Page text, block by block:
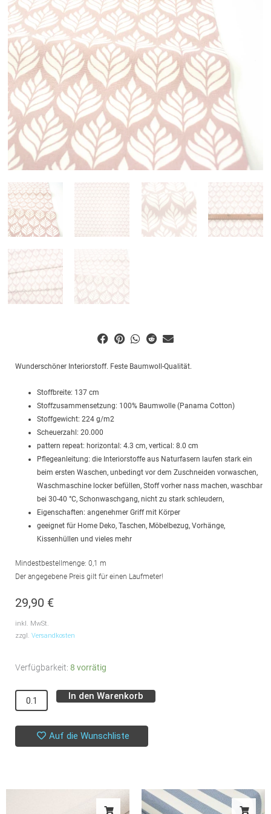
Wunderschöner Interiorstoff. Feste Baumwoll-Qualität.
Stoffbreite: 137 cm
Stoffzusammensetzung: 100% Baumwolle (Panama Cotton)
Stoffgewicht: 224 g/m2
Scheuerzahl: 20.000
pattern repeat: horizontal: 4.3 cm, vertical: 8.0 cm
Pflegeanleitung: die Interiorstoffe aus Naturfasern laufen stark ein
beim ersten Waschen, unbedingt vor dem Zuschneiden vorwaschen,
Waschmaschine locker befüllen, Stoff vorher nass machen, waschbar
bei 30-40 °C, Schonwaschgang, nicht zu stark schleudern,
Eigenschaften: angenehmer Griff mit Körper
geeignet für Home Deko, Taschen, Möbelbezug, Vorhänge,
Kissenhüllen und vieles mehr
Mindestbestellmenge: 0,1 m
Der angegebene Preis gilt für einen Laufmeter!
29,90 €
inkl. MwSt.
zzgl. Versandkosten
Verfügbarkeit: 8 vorrätig
Dekostoff
Möbelstoff
//
Elise
//
In den Warenkorb
Auf die Wunschliste